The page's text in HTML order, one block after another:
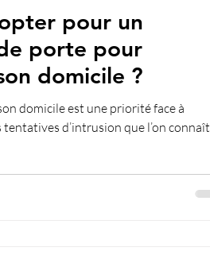
pour un
porte pour
domicile ?
domicile est une priorité face à
tentatives d’intrusion que l’on connaît